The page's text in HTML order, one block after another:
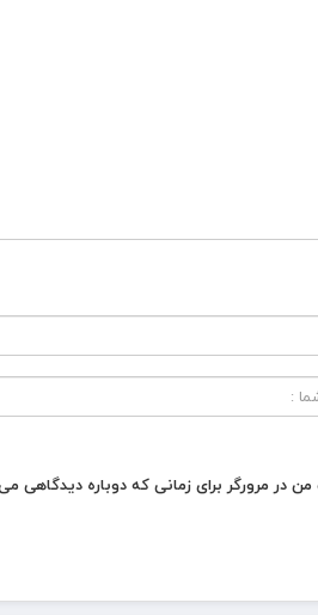
در مرورگر برای زمانی که دوباره دیدگاهی